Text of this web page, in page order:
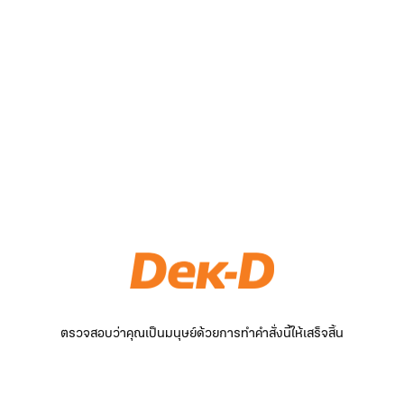
ตรวจสอบว่าคุณเป็นมนุษย์ด้วยการทำคำสั่งนี้ให้เสร็จสิ้น